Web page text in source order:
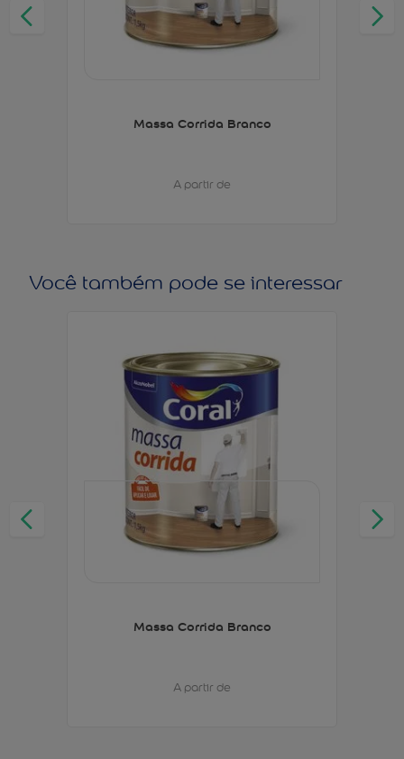
Massa Corrida Branco
A partir de
Você também pode se interessar
Massa Corrida Branco
A partir de